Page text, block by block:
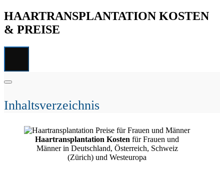
HAARTRANSPLANTATION KOSTEN
& PREISE
Inhaltsverzeichnis
Haartransplantation Kosten für Frauen und
Männer in Deutschland, Österreich, Schweiz
(Zürich) und Westeuropa